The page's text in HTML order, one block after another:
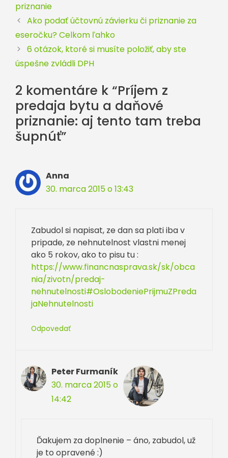
priznanie
Ako podať účtovnú závierku či priznanie za
eseročku? Celkom ľahko
6 otázok, ktoré si musíte položiť, aby ste
úspešne zvládli DPH
2 komentáre k “Príjem z
predaja bytu a daňové
priznanie: aj tento tam treba
šupnúť”
Anna
30. marca 2015 o 13:43
Zabudol si napisat, ze dan sa plati iba v
pripade, ze nehnutelnost vlastni menej
ako 5 rokov, ako to pisu tu :
https://www.financnasprava.sk/sk/obca
nia/zivotn/predaj-
nehnutelnosti#OslobodeniePrijmuZPreda
jaNehnutelnosti
Odpovedať
Peter Furmaník
30. marca 2015 o
14:42
Ďakujem za doplnenie – áno, zabudol, už
je to opravené :)